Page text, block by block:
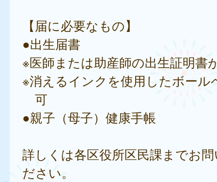
【届に必要なもの】
●出生届書
※医師または助産師の出生証明書
※消えるインクを使用したボール
可
●親子（母子）健康手帳
詳しくは各区役所区民課までお
ださい。